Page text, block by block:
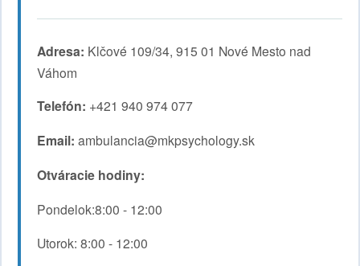
Adresa: Klčové 109/34, 915 01 Nové Mesto nad
Váhom
Telefón: +421 940 974 077
Email: ambulancia@mkpsychology.sk
Otváracie hodiny:
Pondelok:8:00 - 12:00
Utorok: 8:00 - 12:00